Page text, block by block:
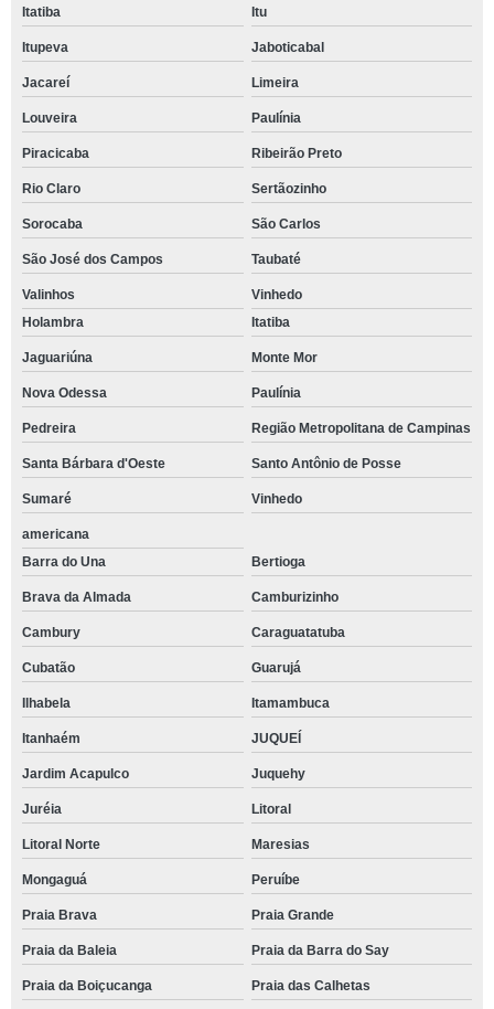
Itatiba Itu
Itupeva Jaboticabal
Jacareí Limeira
Louveira Paulínia
Piracicaba Ribeirão Preto
Rio Claro Sertãozinho
Sorocaba São Carlos
São José dos Campos Taubaté
Valinhos
Vinhedo
Holambra
Itatiba
Jaguariúna Monte Mor
Nova Odessa Paulínia
Pedreira Região Metropolitana de Campinas
Santa Bárbara d'Oeste Santo Antônio de Posse
Sumaré Vinhedo
americana
Barra do Una
Bertioga
Brava da Almada Camburizinho
Cambury Caraguatatuba
Cubatão Guarujá
Ilhabela Itamambuca
Itanhaém JUQUEÍ
Jardim Acapulco Juquehy
Juréia Litoral
Litoral Norte Maresias
Mongaguá Peruíbe
Praia Brava Praia Grande
Praia da Baleia Praia da Barra do Say
Praia da Boiçucanga Praia das Calhetas